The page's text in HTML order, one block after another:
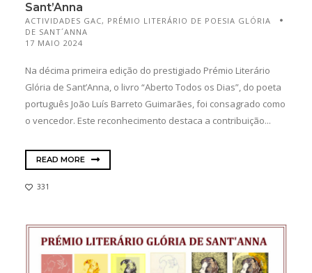
Sant’Anna
ACTIVIDADES GAC, PRÉMIO LITERÁRIO DE POESIA GLÓRIA
DE SANT´ANNA
17 MAIO 2024
Na décima primeira edição do prestigiado Prémio Literário
Glória de Sant’Anna, o livro “Aberto Todos os Dias”, do poeta
português João Luís Barreto Guimarães, foi consagrado como
o vencedor. Este reconhecimento destaca a contribuição...
READ MORE
331